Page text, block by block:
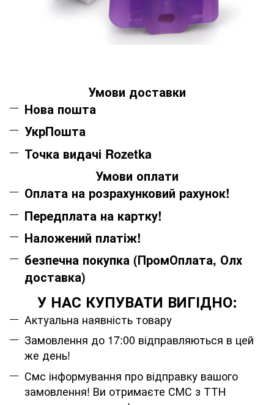
Умови доставки
Нова пошта
УкрПошта
Точка видачі Rozetka
Умови оплати
Оплата на розрахунковий рахунок!
Передплата на картку!
Наложений платіж!
безпечна покупка (ПромОплата, Олх
доставка)
У НАС КУПУВАТИ ВИГІДНО:
Актуальна наявність товару
Замовлення до 17:00 відправляються в цей
же день!
Смс інформування про відправку вашого
замовлення! Ви отримаєте СМС з ТТН